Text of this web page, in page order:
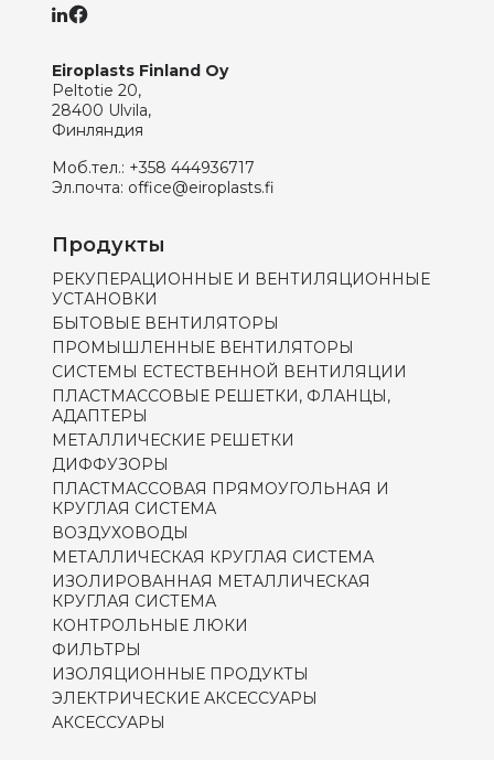
Eiroplasts Finland Oy
Peltotie 20,
28400 Ulvila,
Финляндия
Моб.тел.: +358 444936717
Эл.почта: office@eiroplasts.fi
Продукты
РЕКУПЕРАЦИОННЫЕ И ВЕНТИЛЯЦИОННЫЕ
УСТАНОВКИ
БЫТОВЫЕ ВЕНТИЛЯТОРЫ
ПРОМЫШЛЕННЫЕ ВЕНТИЛЯТОРЫ
СИСТЕМЫ ЕСТЕСТВЕННОЙ ВЕНТИЛЯЦИИ
ПЛАСТМАССОВЫЕ РЕШЕТКИ, ФЛАНЦЫ,
АДАПТЕРЫ
МЕТАЛЛИЧЕСКИЕ РЕШЕТКИ
ДИФФУЗОРЫ
ПЛАСТМАССОВАЯ ПРЯМОУГОЛЬНАЯ И
КРУГЛАЯ СИСТЕМА
ВОЗДУХОВОДЫ
МЕТАЛЛИЧЕСКАЯ КРУГЛАЯ СИСТЕМА
ИЗОЛИРОВАННАЯ МЕТАЛЛИЧЕСКАЯ
КРУГЛАЯ СИСТЕМА
КОНТРОЛЬНЫЕ ЛЮКИ
ФИЛЬТРЫ
ИЗОЛЯЦИОННЫЕ ПРОДУКТЫ
ЭЛЕКТРИЧЕСКИЕ АКСЕССУАРЫ
АКСЕССУАРЫ